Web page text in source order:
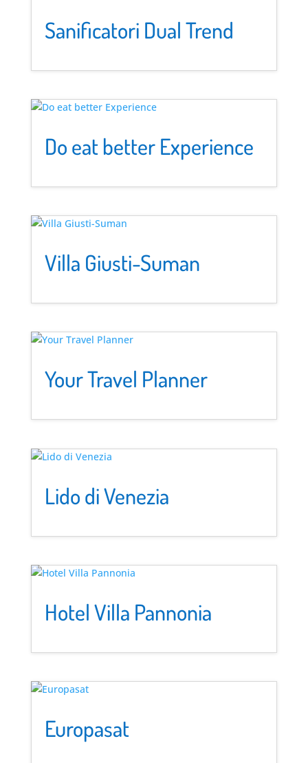
Sanificatori Dual Trend
Do eat better Experience
Villa Giusti-Suman
Your Travel Planner
Lido di Venezia
Hotel Villa Pannonia
Europasat